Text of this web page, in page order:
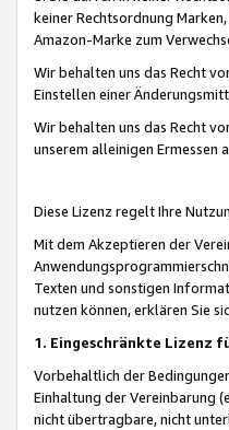
keiner Rechtsordnung
Amazon-Marke zum
Wir behalten uns das Recht
Einstellen einer
Wir behalten uns das Recht
unserem alleinigen Ermessen
Diese Lizenz regelt Ihre
Mit dem Akzeptieren der
Texten und sonstigen
nutzen können, erklären Sie
1. Eingeschränkte Lizenz
Vorbehaltlich der
Einhaltung der Vereinbarung
nicht übertragbare, nicht